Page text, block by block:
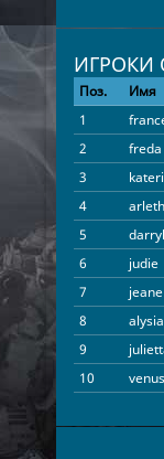
ИГРОКИ
Поз. Имя
1
2
freda
3
4
5
darryl
6
judie
7
jeane
8
alysia
9
10
venus